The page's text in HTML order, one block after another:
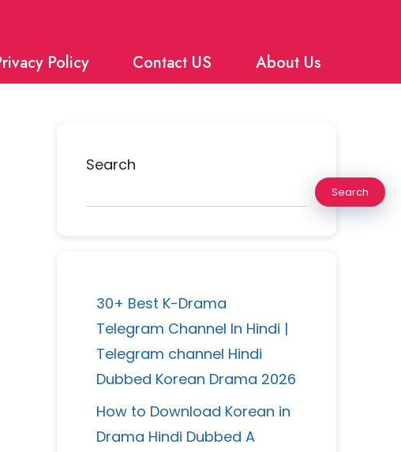
Policy Contact US About Us
Search
Search
30+ Best K-Drama
Telegram Channel In Hindi |
Telegram channel Hindi
Dubbed Korean Drama 2026
How to Download Korean in
Drama Hindi Dubbed A